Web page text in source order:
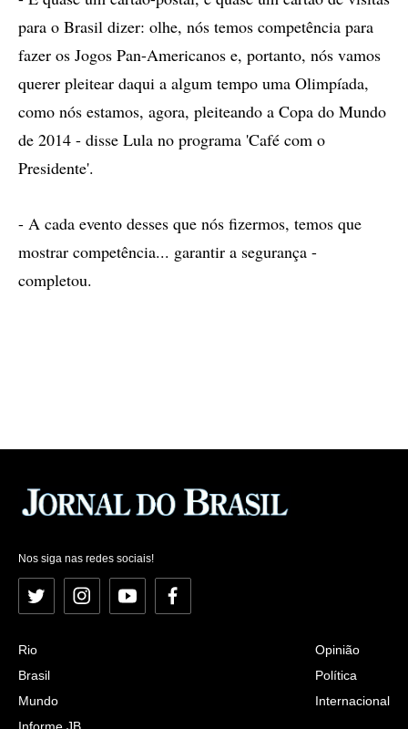
para o Brasil dizer: olhe, nós temos competência para
fazer os Jogos Pan-Americanos e, portanto, nós vamos
querer pleitear daqui a algum tempo uma Olimpíada,
como nós estamos, agora, pleiteando a Copa do Mundo
de 2014 - disse Lula no programa 'Café com o
Presidente'.
- A cada evento desses que nós fizermos, temos que
mostrar competência... garantir a segurança -
completou.
Nos siga nas redes sociais!
Twitter InstagramYouTubeFacebook
Rio
Brasil
Mundo
Informe JB
Opinião
Política
Internacional